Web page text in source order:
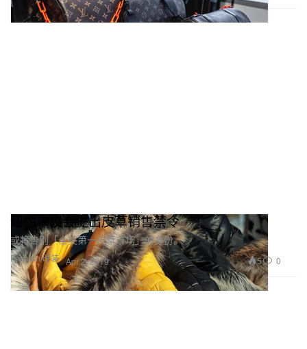
Fashion 时装
纽约市议会提出皮草销售禁令
或将告别「全美第一皮草市场」的身份。
Apr 2, 2019 5 0